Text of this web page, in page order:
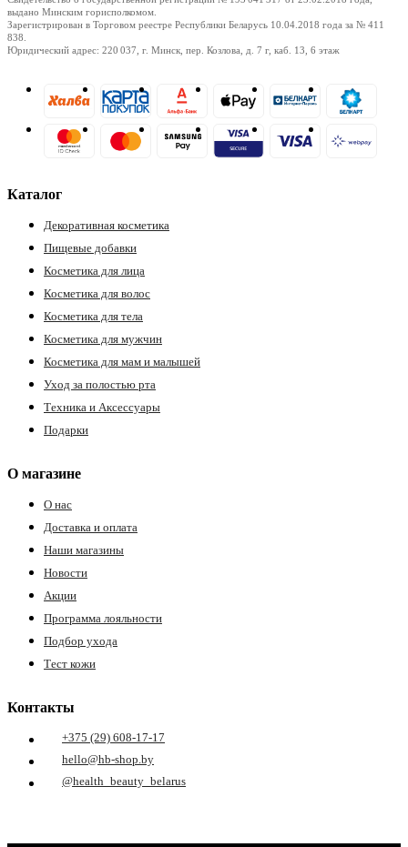
выдано Минским горисполкомом.
Зарегистрирован в Торговом реестре Республики Беларусь 10.04.2018 года за № 411
838.
Юридический адрес: 220 037, г. Минск, пер. Козлова, д. 7 г, каб. 13, 6 этаж
Каталог
Декоративная косметика
Пищевые добавки
Косметика для лица
Косметика для волос
Косметика для тела
Косметика для мужчин
Косметика для мам и малышей
Уход за полостью рта
Техника и Аксессуары
Подарки
О магазине
О нас
Доставка и оплата
Наши магазины
Новости
Акции
Программа лояльности
Подбор ухода
Тест кожи
Контакты
+375 (29) 608-17-17
hello@hb-shop.by
@health_beauty_belarus